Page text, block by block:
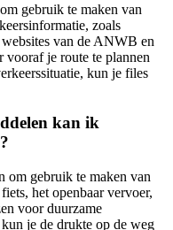
gebruik te maken van
zoals
van de ANWB en
vooraf je route te plannen
kun je files
kan ik
om gebruik te maken van
het openbaar vervoer,
voor duurzame
je de drukte op de weg